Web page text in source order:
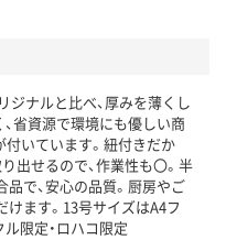
循環している
記商品詳細「
目
」で確認できます。
ジナルと比べ、厚みを薄くし
省資源で環境にも優しい商
付いています。紐付きだか
出せるので、作業性も〇。半
で、安心の品質。厨房やご
ます。13号サイズはA4フ
限定・ロハコ限定